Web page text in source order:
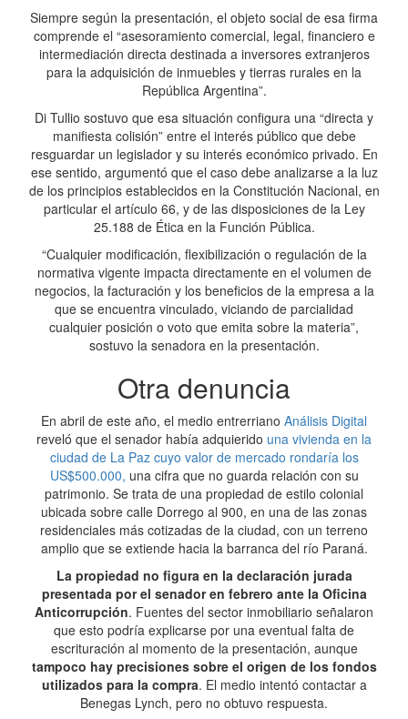
Siempre según la presentación, el objeto social de esa firma
comprende el “asesoramiento comercial, legal, financiero e
intermediación directa destinada a inversores extranjeros
para la adquisición de inmuebles y tierras rurales en la
República Argentina”.
Di Tullio sostuvo que esa situación configura una “directa y
manifiesta colisión” entre el interés público que debe
resguardar un legislador y su interés económico privado. En
ese sentido, argumentó que el caso debe analizarse a la luz
de los principios establecidos en la Constitución Nacional, en
particular el artículo 66, y de las disposiciones de la Ley
25.188 de Ética en la Función Pública.
“Cualquier modificación, flexibilización o regulación de la
normativa vigente impacta directamente en el volumen de
negocios, la facturación y los beneficios de la empresa a la
que se encuentra vinculado, viciando de parcialidad
cualquier posición o voto que emita sobre la materia”,
sostuvo la senadora en la presentación.
Otra denuncia
En abril de este año, el medio entrerriano Análisis Digital
reveló que el senador había adquierido una vivienda en la
ciudad de La Paz cuyo valor de mercado rondaría los
US$500.000, una cifra que no guarda relación con su
patrimonio. Se trata de una propiedad de estilo colonial
ubicada sobre calle Dorrego al 900, en una de las zonas
residenciales más cotizadas de la ciudad, con un terreno
amplio que se extiende hacia la barranca del río Paraná.
La propiedad no figura en la declaración jurada
presentada por el senador en febrero ante la Oficina
Anticorrupción. Fuentes del sector inmobiliario señalaron
que esto podría explicarse por una eventual falta de
escrituración al momento de la presentación, aunque
tampoco hay precisiones sobre el origen de los fondos
utilizados para la compra. El medio intentó contactar a
Benegas Lynch, pero no obtuvo respuesta.